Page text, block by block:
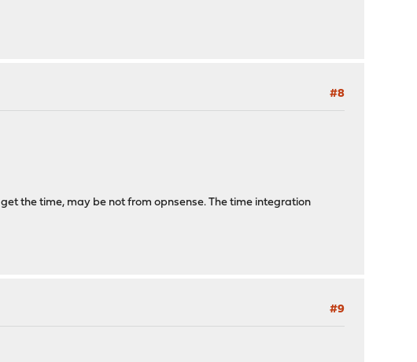
#8
the time, may be not from opnsense. The time integration
#9